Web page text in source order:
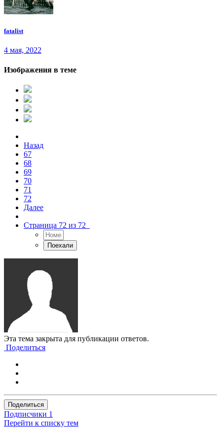
fatalist
4 мая, 2022
Изображения в теме
Назад
67
68
69
70
71
72
Далее
Страница 72 из 72
Эта тема закрыта для публикации ответов.
Поделиться
Поделиться
Подписчики 1
Перейти к списку тем